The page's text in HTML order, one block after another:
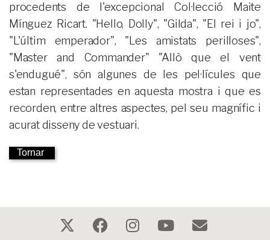
procedents de l'excepcional Col·lecció Maite
Mínguez Ricart. "Hello, Dolly", "Gilda", "El rei i jo",
"L'últim emperador", "Les amistats perilloses",
"Master and Commander" "Allò que el vent
s'endugué", són algunes de les pel·lícules que
estan representades en aquesta mostra i que es
recorden, entre altres aspectes, pel seu magnífic i
acurat disseny de vestuari.
Tornar